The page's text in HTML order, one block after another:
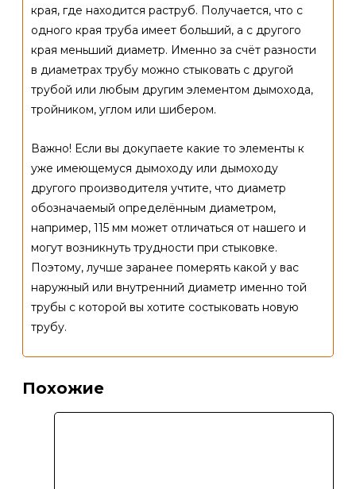
края, где находится раструб. Получается, что с
одного края труба имеет больший, а с другого
края меньший диаметр. Именно за счёт разности
в диаметрах трубу можно стыковать с другой
трубой или любым другим элементом дымохода,
тройником, углом или шибером.
Важно! Если вы докупаете какие то элементы к
уже имеющемуся дымоходу или дымоходу
другого производителя учтите, что диаметр
обозначаемый определённым диаметром,
например, 115 мм может отличаться от нашего и
могут возникнуть трудности при стыковке.
Поэтому, лучше заранее померять какой у вас
наружный или внутренний диаметр именно той
трубы с которой вы хотите состыковать новую
трубу.
Похожие